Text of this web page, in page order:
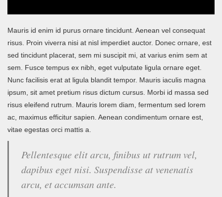
Mauris id enim id purus ornare tincidunt. Aenean vel consequat
risus. Proin viverra nisi at nisl imperdiet auctor. Donec ornare, est
sed tincidunt placerat, sem mi suscipit mi, at varius enim sem at
sem. Fusce tempus ex nibh, eget vulputate ligula ornare eget.
Nunc facilisis erat at ligula blandit tempor. Mauris iaculis magna
ipsum, sit amet pretium risus dictum cursus. Morbi id massa sed
risus eleifend rutrum. Mauris lorem diam, fermentum sed lorem
ac, maximus efficitur sapien. Aenean condimentum ornare est,
vitae egestas orci mattis a.
Pellentesque elit arcu, finibus ut rutrum vel,
dapibus eget nisi. Suspendisse at venenatis
arcu, et accumsan ante.